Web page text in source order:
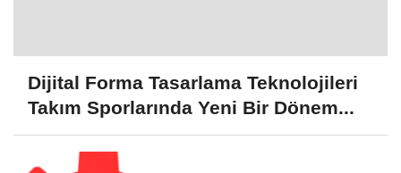
Dijital Forma Tasarlama Teknolojileri
Takım Sporlarında Yeni Bir Dönem...